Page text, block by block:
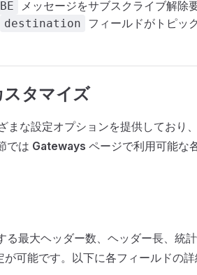
メッセージをサブスクライブ解除
destination フィールドがトピッ
スタマイズ
まな設定オプションを提供しており
では Gateways ページで利用可能な
る最大ヘッダー数、ヘッダー長、統
可能です。以下に各フィールドの